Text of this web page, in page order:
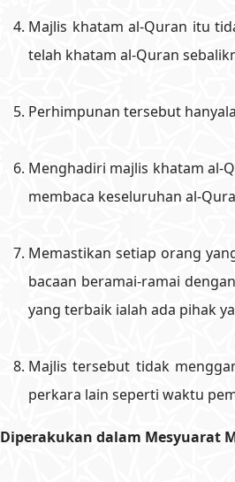
Majlis khatam al-Quran itu
telah khatam al-Quran
Perhimpunan tersebut
Menghadiri majlis khatam al-
membaca keseluruhan al-
Memastikan setiap orang
bacaan beramai-ramai
yang terbaik ialah ada pihak
Majlis tersebut tidak
perkara lain seperti waktu
Diperakukan dalam Mesyuarat